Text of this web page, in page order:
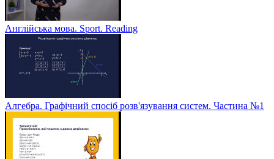
Англійська мова. Sport. Reading
Алгебра. Графічний спосіб розв'язування систем. Частина №1